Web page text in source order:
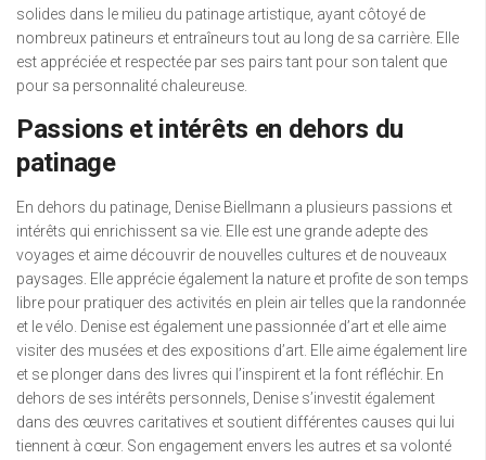
solides dans le milieu du patinage artistique, ayant côtoyé de
nombreux patineurs et entraîneurs tout au long de sa carrière. Elle
est appréciée et respectée par ses pairs tant pour son talent que
pour sa personnalité chaleureuse.
Passions et intérêts en dehors du
patinage
En dehors du patinage, Denise Biellmann a plusieurs passions et
intérêts qui enrichissent sa vie. Elle est une grande adepte des
voyages et aime découvrir de nouvelles cultures et de nouveaux
paysages. Elle apprécie également la nature et profite de son temps
libre pour pratiquer des activités en plein air telles que la randonnée
et le vélo. Denise est également une passionnée d’art et elle aime
visiter des musées et des expositions d’art. Elle aime également lire
et se plonger dans des livres qui l’inspirent et la font réfléchir. En
dehors de ses intérêts personnels, Denise s’investit également
dans des œuvres caritatives et soutient différentes causes qui lui
tiennent à cœur. Son engagement envers les autres et sa volonté